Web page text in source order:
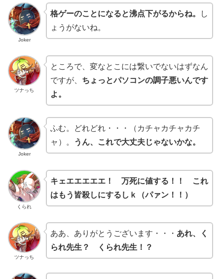
Joker
格ゲーのことになると沸点下がるからね。
し
ょうがないね。
ツナっち
ところで、変なとこには繋いでないはずなん
ですが、 ちょっとパソコンの調子悪いんです
よ。
Joker
ふむ。どれどれ・・・（カチャカチャカチ
ャ）。
うん、これで大丈夫じゃないかな。
くられ
キェエエエエエ！ 万死に値する！！ これ
はもう皆殺しにするしｋ（パァン！！）
ツナっち
ああ、ありがとうございます・・・ あれ、く
られ先生？ くられ先生！？